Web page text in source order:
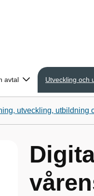
avtal Utveckling och
utveckling, utbildning